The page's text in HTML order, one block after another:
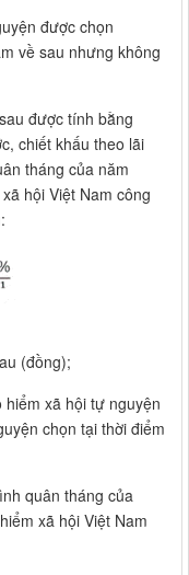
được chọn
về sau nhưng không
được tính bằng
chiết khấu theo lãi
tháng của năm
hội Việt Nam công
(đồng);
xã hội tự nguyện
chọn tại thời điểm
quân tháng của
xã hội Việt Nam